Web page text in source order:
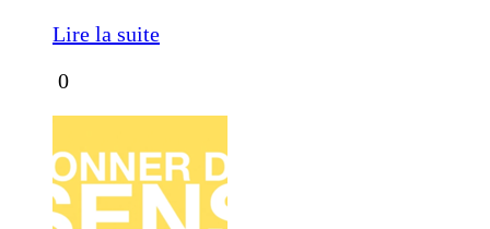
Lire la suite
0